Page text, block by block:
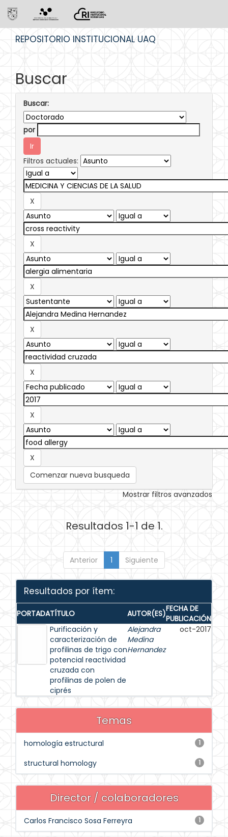
REPOSITORIO INSTITUCIONAL UAQ
Buscar
Buscar:
por
Filtros actuales:
Comenzar nueva busqueda
Mostrar filtros avanzados
Resultados 1-1 de 1.
Anterior 1 Siguiente
Resultados por ítem:
PORTADATÍTULO AUTOR(ES)FECHA DE
PUBLICACIÓN
Purificación y
caracterización de
profilinas de trigo con
potencial reactividad
cruzada con
profilinas de polen de
ciprés
Alejandra
Medina
Hernandez
oct-2017
Temas
1
homología estructural
1
structural homology
Director / colaboradores
1
Carlos Francisco Sosa Ferreyra